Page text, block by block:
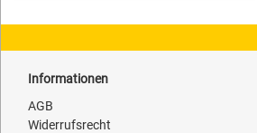
Informationen
AGB
Widerrufsrecht